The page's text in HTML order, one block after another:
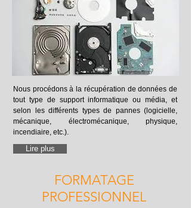
Nous procédons à la récupération de données de
tout type de support informatique ou média, et
selon les différents types de pannes (logicielle,
mécanique, électromécanique, physique,
incendiaire, etc.).
Lire plus
FORMATAGE
PROFESSIONNEL